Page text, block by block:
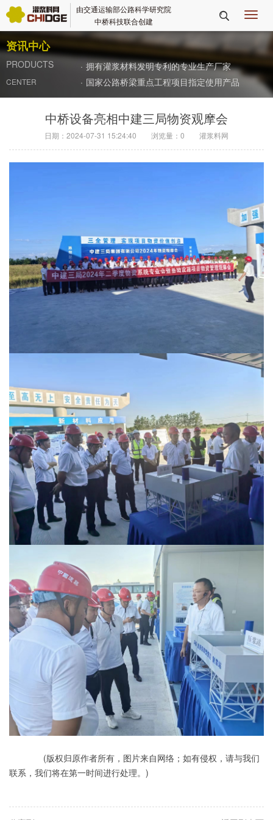
切
换
航

由交通运输部公路科学研究院
中桥科技联合创建
资讯中心
PRODUCTS
CENTER
· 拥有灌浆材料发明专利的专业生产厂家
· 国家公路桥梁重点工程项目指定使用产品
中桥设备亮相中建三局物资观摩会
日期：2024-07-31 15:24:40 浏览量： 0 灌浆料网
(版权归原作者所有，图片来自网络；如有侵权，请与我们
联系，我们将在第一时间进行处理。)